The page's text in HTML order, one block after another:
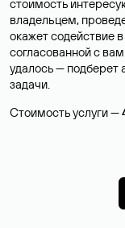
стоимость
владельцем,
окажет содействие
согласованной с
удалось —
задачи.
Стоимость услуги —